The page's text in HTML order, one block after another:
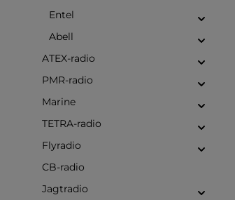
Entel
Abell
ATEX-radio
PMR-radio
Marine
TETRA-radio
Flyradio
CB-radio
Jagtradio